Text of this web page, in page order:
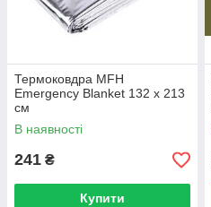
Термоковдра MFH
Emergency Blanket 132 x 213
см
В наявності
241 ₴
Купити